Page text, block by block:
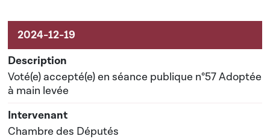
Voté(e) accepté(e) en séance publique n°57 Adoptée
à main levée
Chambre des Députés